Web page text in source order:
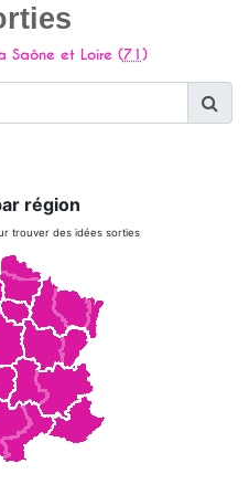
Saône et Loire (71)
région
trouver des idées sorties